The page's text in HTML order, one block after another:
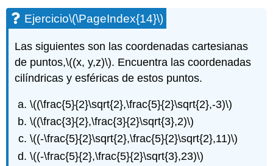
Ejercicio\(\PageIndex{14}\)
Las siguientes son las coordenadas cartesianas
de puntos,\((x, y,z)\). Encuentra las coordenadas
cilíndricas y esféricas de estos puntos.
\((\frac{5}{2}\sqrt{2},\frac{5}{2}\sqrt{2},-3)\)
\((\frac{3}{2},\frac{3}{2}\sqrt{3},2)\)
\((-\frac{5}{2}\sqrt{2},\frac{5}{2}\sqrt{2},11)\)
\((-\frac{5}{2},\frac{5}{2}\sqrt{3},23)\)